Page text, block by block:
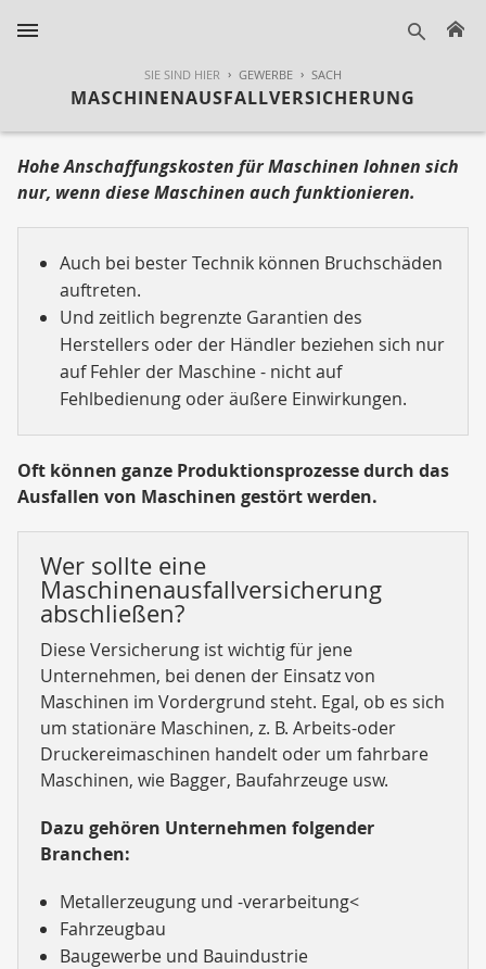
SIE SIND HIER GEWERBE SACH
MASCHINENAUSFALLVERSICHERUNG
Hohe Anschaffungskosten für Maschinen lohnen sich
nur, wenn diese Maschinen auch funktionieren.
Auch bei bester Technik können Bruchschäden
auftreten.
Und zeitlich begrenzte Garantien des
Herstellers oder der Händler beziehen sich nur
auf Fehler der Maschine - nicht auf
Fehlbedienung oder äußere Einwirkungen.
Oft können ganze Produktionsprozesse durch das
Ausfallen von Maschinen gestört werden.
Wer sollte eine
Maschinenausfallversicherung
abschließen?
Diese Versicherung ist wichtig für jene
Unternehmen, bei denen der Einsatz von
Maschinen im Vordergrund steht. Egal, ob es sich
um stationäre Maschinen, z. B. Arbeits-oder
Druckereimaschinen handelt oder um fahrbare
Maschinen, wie Bagger, Baufahrzeuge usw.
Dazu gehören Unternehmen folgender
Branchen:
Metallerzeugung und -verarbeitung<
Fahrzeugbau
Baugewerbe und Bauindustrie